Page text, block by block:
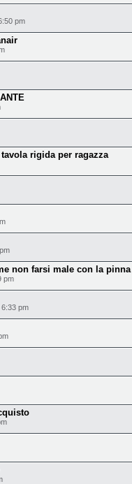
pm
rigida per ragazza
non farsi male con la pinna
pm
pm